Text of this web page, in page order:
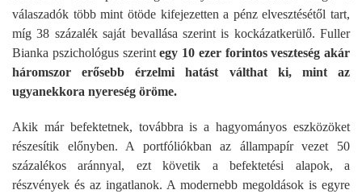
válaszadók több mint ötöde kifejezetten a pénz elvesztésétől tart,
míg 38 százalék saját bevallása szerint is kockázatkerülő. Fuller
Bianka pszichológus szerintegy 10 ezer forintos veszteség akár
háromszor erősebb érzelmi hatást válthat ki, mint az
ugyanekkora nyereség öröme.
Akik már befektetnek, továbbra is a hagyományos eszközöket
részesítik előnyben. A portfóliókban az állampapír vezet 50
százalékos aránnyal, ezt követik a befektetési alapok, a
részvények és az ingatlanok. A modernebb megoldások is egyre